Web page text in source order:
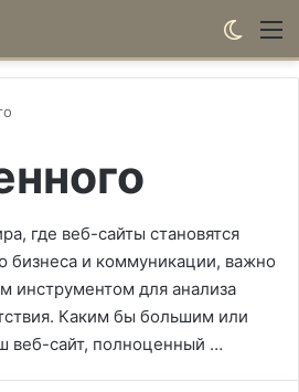
где веб-сайты становятся
бизнеса и коммуникации, важно
инструментом для анализа
Каким бы большим или
веб-сайт, полноценный …